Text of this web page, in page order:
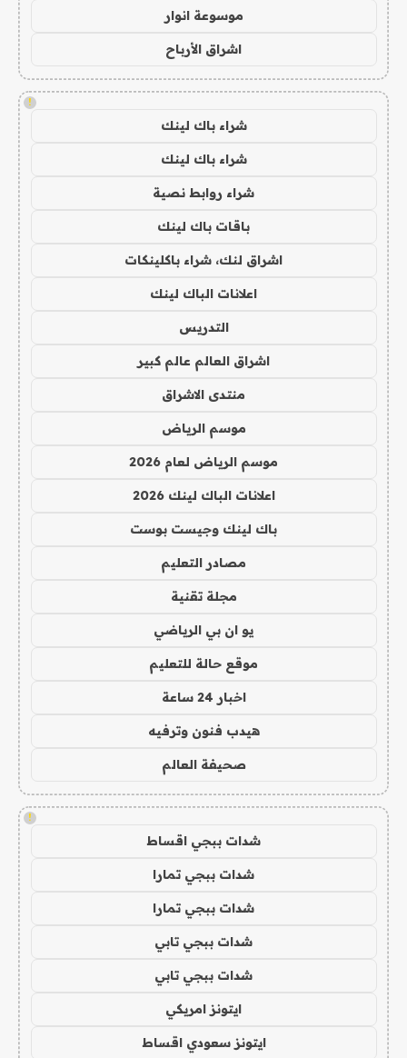
موسوعة انوار
اشراق الأرباح
!
شراء باك لينك
شراء باك لينك
شراء روابط نصية
باقات باك لينك
اشراق لنك، شراء باكلينكات
اعلانات الباك لينك
التدريس
اشراق العالم عالم كبير
منتدى الاشراق
موسم الرياض
موسم الرياض لعام 2026
اعلانات الباك لينك 2026
باك لينك وجيست بوست
مصادر التعليم
مجلة تقنية
يو ان بي الرياضي
موقع حالة للتعليم
اخبار 24 ساعة
هيدب فنون وترفيه
صحيفة العالم
!
شدات ببجي اقساط
شدات ببجي تمارا
شدات ببجي تمارا
شدات ببجي تابي
شدات ببجي تابي
ايتونز امريكي
ايتونز سعودي اقساط